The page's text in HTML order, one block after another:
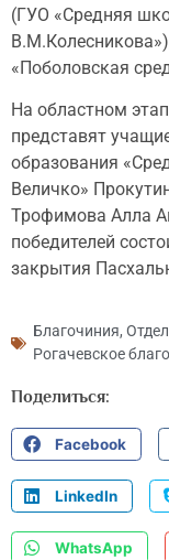
(ГУО «Средняя
«Поболовская
На областном
представят
образования
Величко»
Трофимова Алла
победителей
закрытия
Благочиния,
Рогачевское
Поделиться:
Facebook
LinkedIn
WhatsApp